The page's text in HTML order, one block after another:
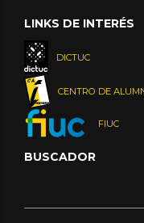
LINKS DE INTERÉS
DICTUC
CENTRO DE
FIUC
BUSCADOR